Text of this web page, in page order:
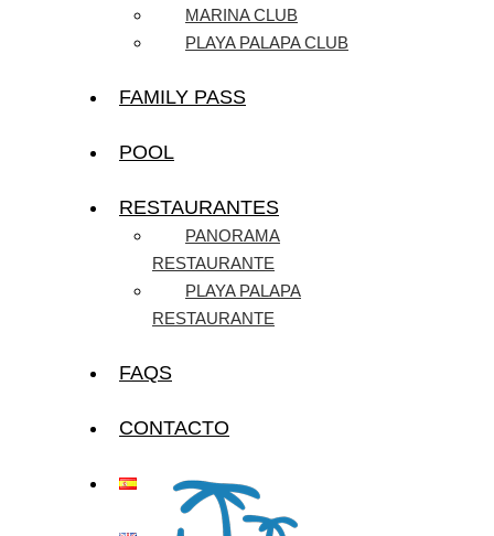
MARINA CLUB
PLAYA PALAPA CLUB
FAMILY PASS
POOL
RESTAURANTES
PANORAMA
RESTAURANTE
PLAYA PALAPA
RESTAURANTE
FAQS
CONTACTO